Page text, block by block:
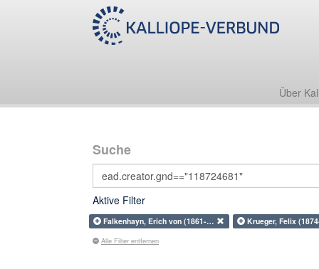
Über
Suche
Aktive Filter
Falkenhayn, Erich von (1861-… Krueger, Felix
Alle Filter entfernen